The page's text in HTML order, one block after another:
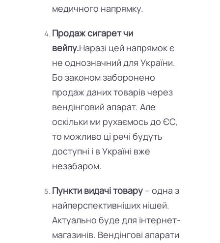
медичного напрямку.
Продаж сигарет чи
вейпу.Наразі цей напрямок є
не однозначний для України.
Бо законом заборонено
продаж даних товарів через
вендінговий апарат. Але
оскільки ми рухаємось до ЄС,
то можливо ці речі будуть
доступні і в Україні вже
незабаром.
Пункти видачі товару– одна з
найперспективніших нішей.
Актуально буде для інтернет-
магазинів. Вендінгові апарати